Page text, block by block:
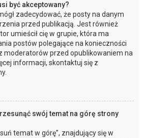
być akceptowany?
zadecydować, że posty na danym
przed publikacją. Jest również
umieścił cię w grupie, która ma
postów polegające na konieczności
moderatorów przed opublikowaniem na
informacji, skontaktuj się z
swój temat na górę strony
temat w górę”, znajdujący się w